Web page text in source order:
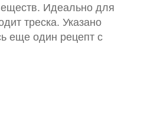
Идеально для
треска. Указано
еще один рецепт с